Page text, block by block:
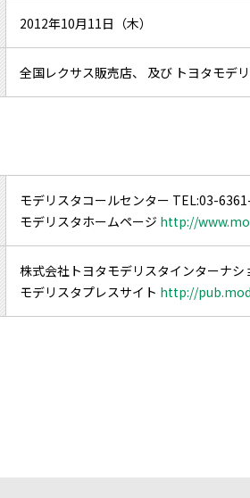
2012年10月11日（木）
全国レクサス販売店、 及び トヨタモデ
モデリスタコールセンター TEL:03-
モデリスタホームページ http://
株式会社トヨタモデリスタインターナシ
モデリスタプレスサイト http://